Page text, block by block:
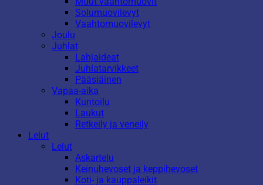
Solumuovilevyt
Vaahtomuovilevyt
Joulu
Juhlat
Lahjaideat
Juhlatarvikkeet
Pääsiäinen
Vapaa-aika
Kuntoilu
Laukut
Retkeily ja veneily
Lelut
Lelut
Askartelu
Keinuhevoset ja keppihevoset
Koti- ja kauppaleikit